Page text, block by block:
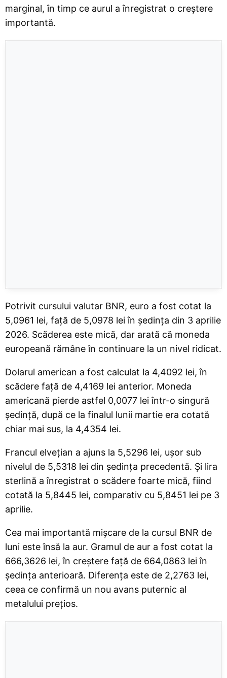
marginal, în timp ce aurul a înregistrat o creștere
importantă.
Potrivit cursului valutar BNR, euro a fost cotat la
5,0961 lei, față de 5,0978 lei în ședința din 3 aprilie
2026. Scăderea este mică, dar arată că moneda
europeană rămâne în continuare la un nivel ridicat.
Dolarul american a fost calculat la 4,4092 lei, în
scădere față de 4,4169 lei anterior. Moneda
americană pierde astfel 0,0077 lei într-o singură
ședință, după ce la finalul lunii martie era cotată
chiar mai sus, la 4,4354 lei.
Francul elvețian a ajuns la 5,5296 lei, ușor sub
nivelul de 5,5318 lei din ședința precedentă. Și lira
sterlină a înregistrat o scădere foarte mică, fiind
cotată la 5,8445 lei, comparativ cu 5,8451 lei pe 3
aprilie.
Cea mai importantă mișcare de la cursul BNR de
luni este însă la aur. Gramul de aur a fost cotat la
666,3626 lei, în creștere față de 664,0863 lei în
ședința anterioară. Diferența este de 2,2763 lei,
ceea ce confirmă un nou avans puternic al
metalului prețios.